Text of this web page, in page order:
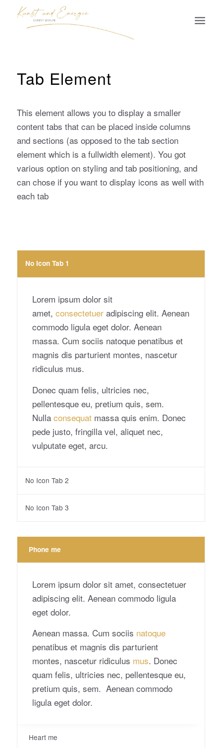
Tab Element
This element allows you to display a smaller
content tabs that can be placed inside columns
and sections (as opposed to the tab section
element which is a fullwidth element). You got
various option on styling and tab positioning, and
can chose if you want to display icons as well with
each tab
No Icon Tab 1
Lorem ipsum dolor sit
amet, consectetueradipiscing elit. Aenean
commodo ligula eget dolor. Aenean
massa. Cum sociis natoque penatibus et
magnis dis parturient montes, nascetur
ridiculus mus.
Donec quam felis, ultricies nec,
pellentesque eu, pretium quis, sem.
Nulla consequatmassa quis enim. Donec
pede justo, fringilla vel, aliquet nec,
vulputate eget, arcu.
No Icon Tab 2
No Icon Tab 3
Phone me
Lorem ipsum dolor sit amet, consectetuer
adipiscing elit. Aenean commodo ligula
eget dolor.
Aenean massa. Cum sociis natoque
penatibus et magnis dis parturient
montes, nascetur ridiculus mus. Donec
quam felis, ultricies nec, pellentesque eu,
pretium quis, sem. Aenean commodo
ligula eget dolor.
Heart me